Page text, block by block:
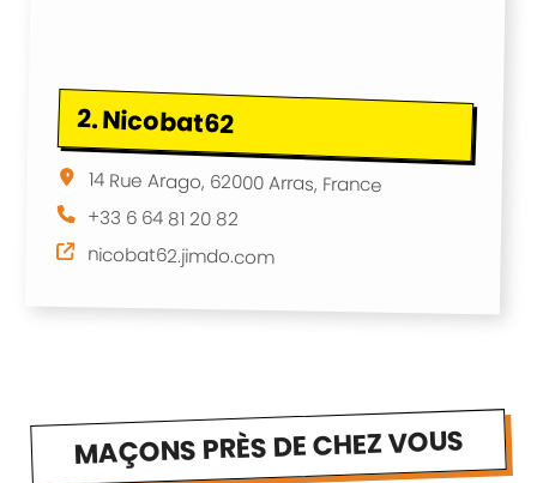
2.Nicobat62
14 Rue Arago, 62000 Arras, France
+33 6 64 81 20 82
nicobat62.jimdo.com
MAÇONS PRÈS DE CHEZ VOUS